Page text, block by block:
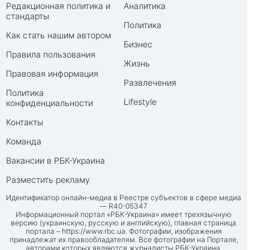
Редакционная политика и
стандарты
Как стать нашим автором
Правила пользования
Правовая информация
Политика
конфиденциальности
Контакты
Команда
Вакансии в РБК-Украина
Разместить рекламу
Аналитика
Политика
Бизнес
Жизнь
Развлечения
Lifestyle
Идентификатор онлайн-медиа в Реестре субъектов в сфере медиа
— R40-05347
Информационный портал «РБК-Украина» имеет трехязычную
версию (украинскую, русскую и английскую), главная страница
портала – https://www.rbc.ua. Фотографии, изображения
принадлежат их правообладателям. Все фотографии на Портале,
авторами которых являются журналисты РБК-Украина,